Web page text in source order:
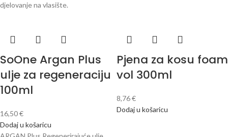
djelovanje na vlasište.
SoOne Argan Plus
ulje za regeneraciju
100ml
16,50€
Dodaj u košaricu
Pjena za kosu foam
vol 300ml
8,76€
Dodaj u košaricu